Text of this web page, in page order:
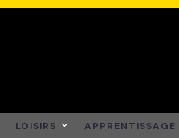
LOISIRS APPRENTISSAGE